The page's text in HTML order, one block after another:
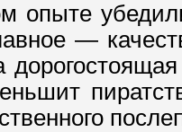
опыте
—